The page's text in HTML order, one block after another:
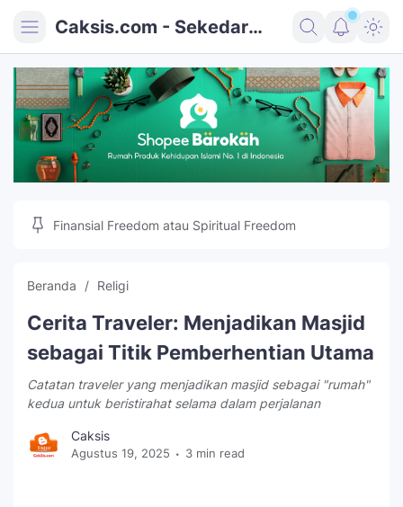
Caksis.com - Sekedar
Mencatat
Umum
Religi
Kesehatan
Wisata
Kontak
Sitemap
Finansial Freedom atau Spiritual Freedom
Beranda Religi
Cerita Traveler: Menjadikan Masjid
sebagai Titik Pemberhentian Utama
Catatan traveler yang menjadikan masjid sebagai "rumah"
kedua untuk beristirahat selama dalam perjalanan
Caksis
Agustus 19, 2025 3 min read